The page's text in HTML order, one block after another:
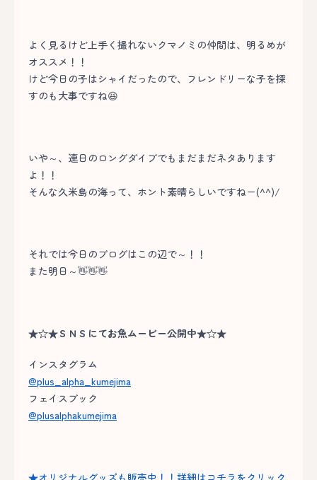
よく見るけど上手く撮れないクマノミの仲間は、明るめが
オススメ！！
けど今日の子はシャイだったので、フレンドリーな子を探
すのも大事ですね😆
いや～、連日のロングダイブでもまだまだネタあります
よ！！
そんな久米島の海って、ホント素晴らしいですねー(^^)/
それでは今日のブログはこの辺で～！！
また明日～👋👋👋
★☆★ＳＮＳにてお魚ムービー公開中★☆★
インスタグラム
@plus_alpha_kumejima
フェイスブック
@plusalphakumejima
★オリジナルグッズも販売中！！詳細はコチラをクリック